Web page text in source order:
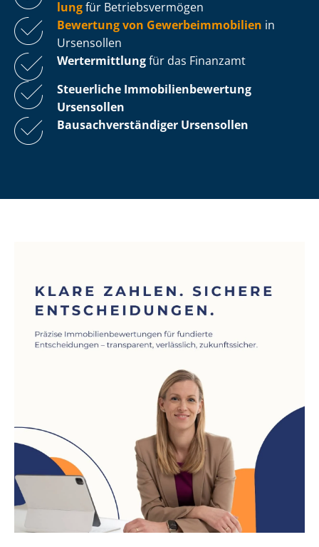
lungfür Be­triebs­ver­mö­gen
Bewertung von Ge­wer­be­im­mo­bi­li­en in
Ursensollen
Wertermittlungfür das Finanzamt
Steuerliche Im­mo­bi­li­en­be­wer­tung
Ursensollen
Bau­sach­ver­stän­di­ger Ursensollen